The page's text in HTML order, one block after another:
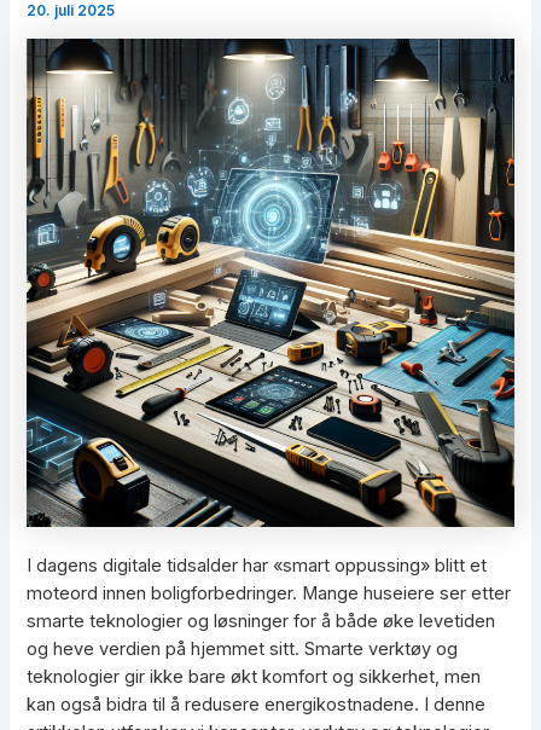
20. juli 2025
I dagens digitale tidsalder har «smart oppussing» blitt et
moteord innen boligforbedringer. Mange huseiere ser etter
smarte teknologier og løsninger for å både øke levetiden
og heve verdien på hjemmet sitt. Smarte verktøy og
teknologier gir ikke bare økt komfort og sikkerhet, men
kan også bidra til å redusere energikostnadene. I denne